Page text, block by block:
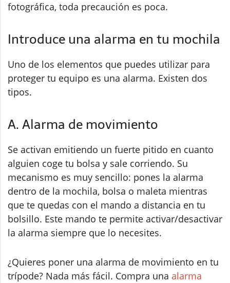
fotográfica, toda precaución es poca.
Introduce una alarma en tu mochila
Uno de los elementos que puedes utilizar para
proteger tu equipo es una alarma. Existen dos
tipos.
A. Alarma de movimiento
Se activan emitiendo un fuerte pitido en cuanto
alguien coge tu bolsa y sale corriendo. Su
mecanismo es muy sencillo: pones la alarma
dentro de la mochila, bolsa o maleta mientras
que te quedas con el mando a distancia en tu
bolsillo. Este mando te permite activar/desactivar
la alarma siempre que lo necesites.
¿Quieres poner una alarma de movimiento en tu
trípode? Nada más fácil. Compra una alarma